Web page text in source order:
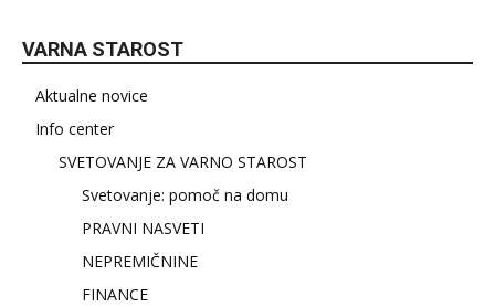
VARNA STAROST
Aktualne novice
Info center
SVETOVANJE ZA VARNO STAROST
Svetovanje: pomoč na domu
PRAVNI NASVETI
NEPREMIČNINE
FINANCE